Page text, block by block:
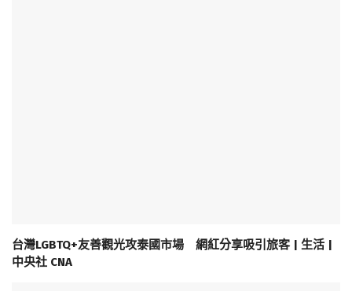
台灣LGBTQ+友善觀光攻泰國市場 網紅分享吸引旅客 | 生活 |
中央社 CNA